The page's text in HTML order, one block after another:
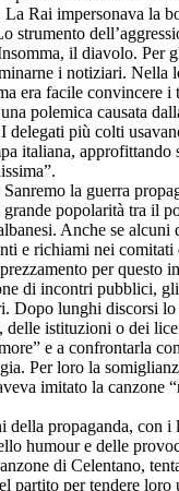
La Rai impersonava la
strumento
il diavolo. Per
i notiziari. Nella
era facile convincere i
polemica causata
delegati più colti
italiana, approfittando
Sanremo la guerra
grande popolarità tra il
Anche se
e richiami nei
per questo
di incontri pubblici,
Dopo lunghi discorsi
delle istituzioni o dei
e a confrontarla
Per loro la
imitato la canzone
della propaganda, con i
humour e delle
di Celentano,
partito per tendere loro